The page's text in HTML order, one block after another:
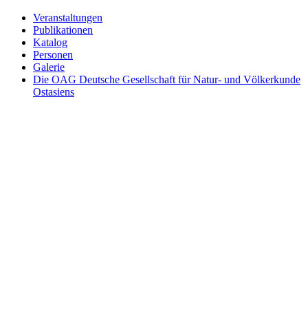
Veranstaltungen
Publikationen
Katalog
Personen
Galerie
Die OAG Deutsche Gesellschaft für Natur- und Völkerkunde
Ostasiens